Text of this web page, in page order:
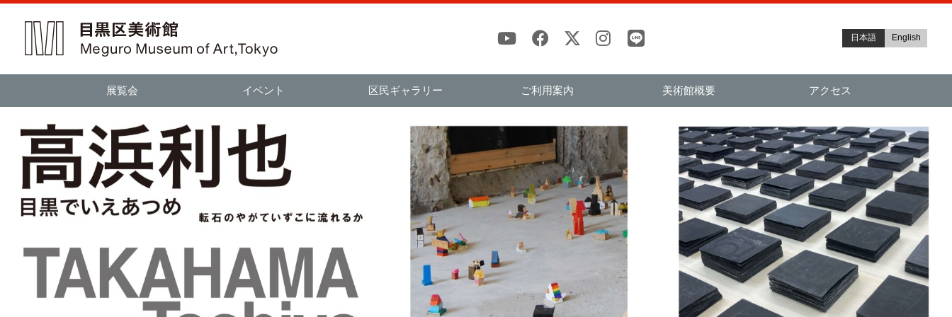
日本語 English
展覧会 イベント 区民ギャラリー ご利用案内 美術館概要 アクセス